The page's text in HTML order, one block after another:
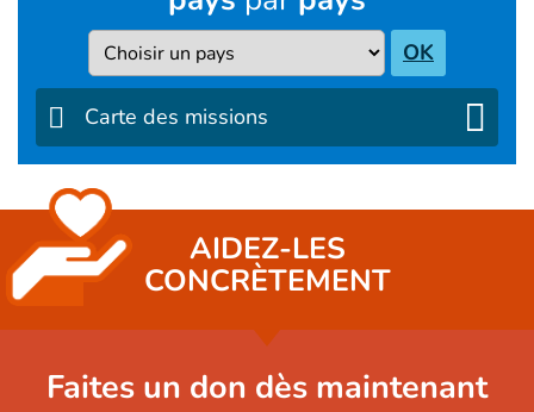
Pays OK
Carte des missions
AIDEZ-LES
CONCRÈTEMENT
Faites un don dès maintenant